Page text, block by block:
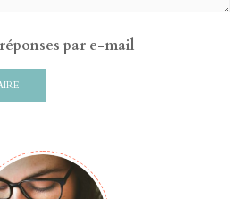
par e-mail